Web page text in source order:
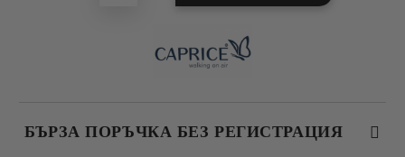
БЪРЗА ПОРЪЧКА БЕЗ РЕГИСТРАЦИЯ